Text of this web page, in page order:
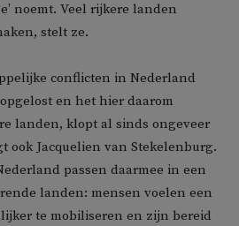
noemt. Veel rijkere landen
stelt ze.
conflicten in Nederland
en het hier daarom
landen, klopt al sinds ongeveer
ook Jacquelien van Stekelenburg.
passen daarmee in een
landen: mensen voelen een
te mobiliseren en zijn bereid